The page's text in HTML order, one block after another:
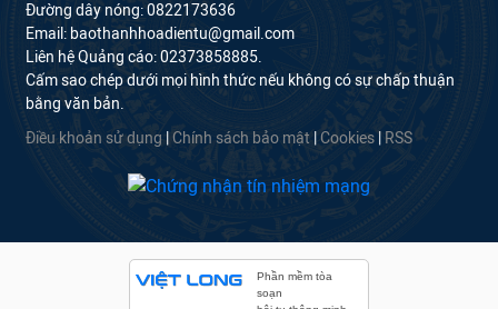
Đường dây nóng: 0822173636
Email: baothanhhoadientu@gmail.com
Liên hệ Quảng cáo: 02373858885.
Cấm sao chép dưới mọi hình thức nếu không có sự chấp thuận
bằng văn bản.
Điều khoản sử dụng Chính sách bảo mật Cookies RSS
Phần mềm tòa
soạn